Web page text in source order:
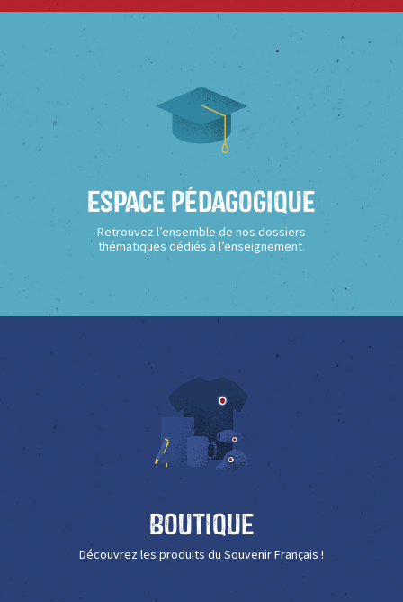
Espace Pédagogique
Retrouvez l’ensemble de nos dossiers
thématiques dédiés à l’enseignement.
Boutique
Découvrez les produits du Souvenir Français !